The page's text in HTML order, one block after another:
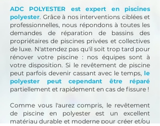
ADC POLYESTER est expert en piscines
polyester. Grâce à nos interventions ciblées et
professionnelles, nous répondons à toutes les
demandes de réparation de bassins des
propriétaires de piscines privées et collectives
de luxe. N'attendez pas qu'il soit trop tard pour
rénover votre piscine : nos équipes sont à
votre disposition.Si le revêtement de piscine
peut parfois devenir cassant avec le temps, le
polyester peut cependant être réparé
partiellement et rapidement en cas de fissure !
Comme vous l'aurez compris, le revêtement
de piscine en polyester est un excellent
matériau durable et moderne pour créer et/ou